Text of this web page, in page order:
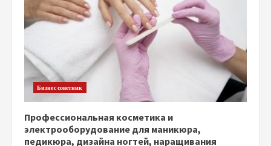
Бизнес советник
Профессиональная косметика и
электрооборудование для маникюра,
педикюра, дизайна ногтей, наращивания